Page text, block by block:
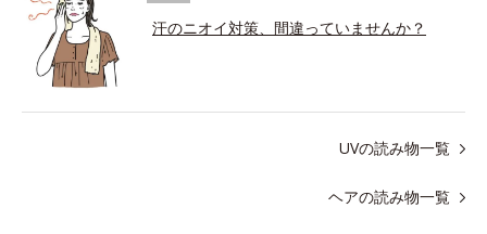
汗のニオイ対策、間違っていませんか？
UVの読み物一覧
ヘアの読み物一覧